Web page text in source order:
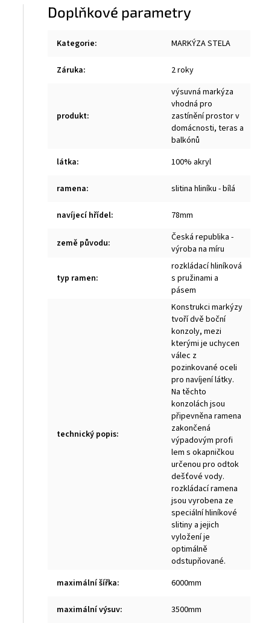
Doplňkové parametry
Kategorie: MARKÝZA STELA
Záruka: 2 roky
produkt:
výsuvná markýza
vhodná pro
zastínění prostor v
domácnosti, teras a
balkónů
látka: 100% akryl
ramena: slitina hliníku - bílá
navíjecí hřídel: 78mm
země původu:
Česká republika -
výroba na míru
typ ramen:
rozkládací hliníková
s pružinami a
pásem
technický popis:
Konstrukci markýzy
tvoří dvě boční
konzoly, mezi
kterými je uchycen
válec z
pozinkované oceli
pro navíjení látky.
Na těchto
konzolách jsou
připevněna ramena
zakončená
výpadovým profi
lem s okapničkou
určenou pro odtok
dešťové vody.
rozkládací ramena
jsou vyrobena ze
speciální hliníkové
slitiny a jejich
vyložení je
optimálně
odstupňované.
maximální šířka: 6000mm
maximální výsuv: 3500mm